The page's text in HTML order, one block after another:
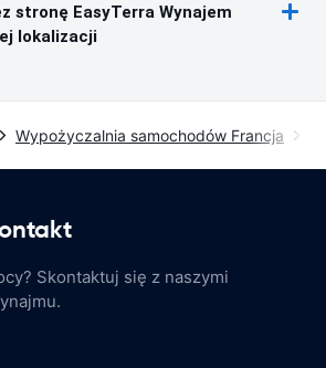
stronę EasyTerra Wynajem
lokalizacji
Wypożyczalnia samochodów Francja
Skontaktuj się z naszymi